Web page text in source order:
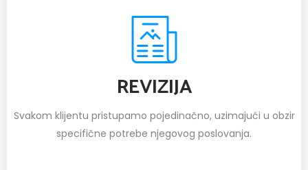
REVIZIJA
Svakom klijentu pristupamo pojedinačno, uzimajući u obzir
specifične potrebe njegovog poslovanja.